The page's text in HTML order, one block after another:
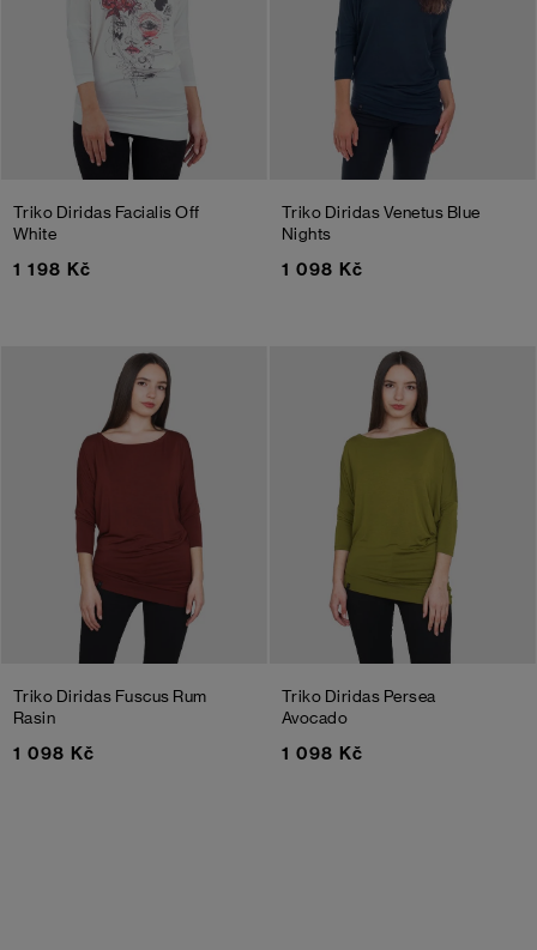
Triko Diridas FacialisOff
White
1 198 Kč
Triko Diridas Venetus Blue
Nights
1 098 Kč
Triko Diridas Fuscus Rum
Rasin
1 098 Kč
Triko Diridas Persea
Avocado
1 098 Kč